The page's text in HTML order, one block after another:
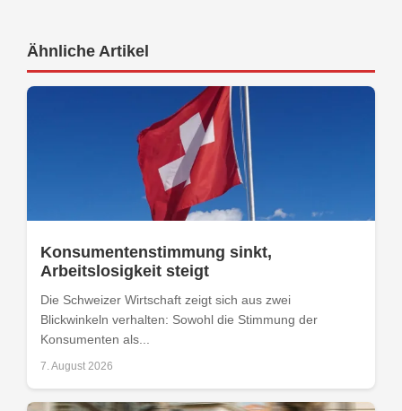
Ähnliche Artikel
Konsumentenstimmung sinkt,
Arbeitslosigkeit steigt
Die Schweizer Wirtschaft zeigt sich aus zwei
Blickwinkeln verhalten: Sowohl die Stimmung der
Konsumenten als...
7. August 2026